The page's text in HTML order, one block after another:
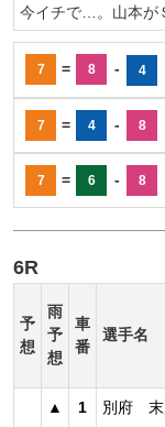
今イチで…。山本が
7 = 8 - 4
7 = 4 - 8
7 = 6 - 8
6R
予
想
雨
予
想
車
番
選手名
▲ 1 別府 末